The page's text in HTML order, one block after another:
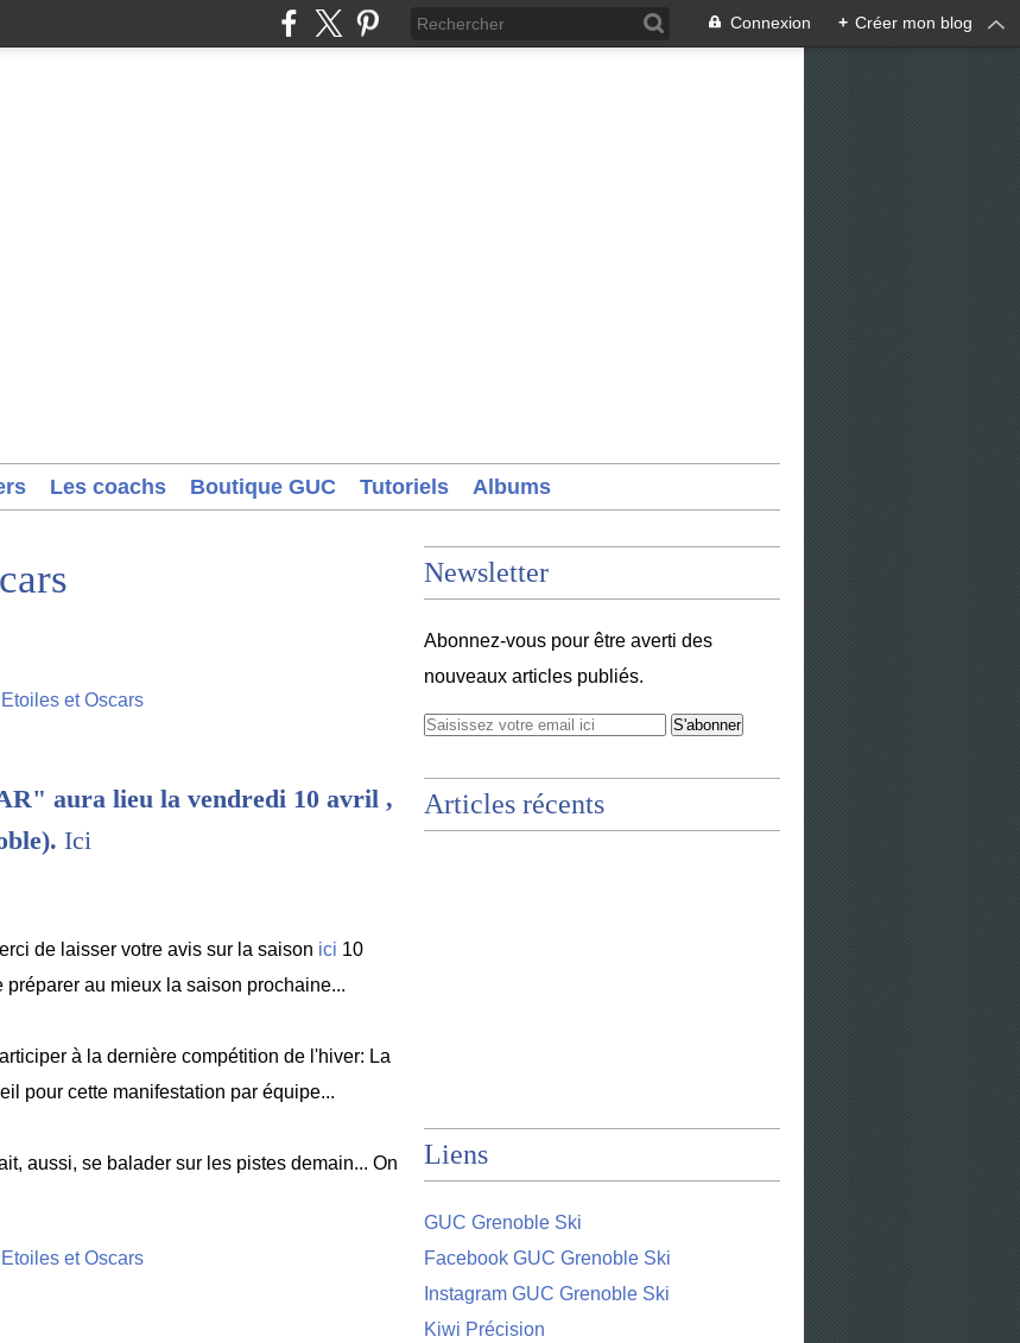
Connexion + Créer mon blog
Les coachs Boutique GUC Tutoriels Albums
aura lieu la vendredi 10 avril ,
Ici
de laisser votre avis sur la saison ici 10
au mieux la saison prochaine...
à la dernière compétition de l'hiver: La
pour cette manifestation par équipe...
aussi, se balader sur les pistes demain... On
Newsletter
Abonnez-vous pour être averti des
nouveaux articles publiés.
Articles récents
Liens
GUC Grenoble Ski
Facebook GUC Grenoble Ski
Instagram GUC Grenoble Ski
Kiwi Précision